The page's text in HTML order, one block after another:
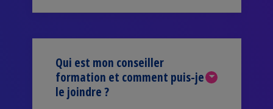
Qui est mon conseiller
formation et comment puis-je
le joindre ?